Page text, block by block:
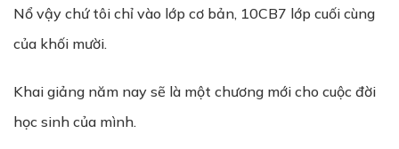
Nổ vậy chứ tôi chỉ vào lớp cơ bản, 10CB7 lớp cuối cùng
của khối mười.
Khai giảng năm nay sẽ là một chương mới cho cuộc đời
học sinh của mình.